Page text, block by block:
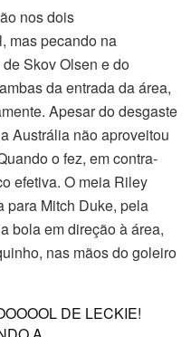
nos dois
mas pecando na
Skov Olsen e do
da entrada da área,
Apesar do desgaste
Austrália não aproveitou
o fez, em contra-
efetiva. O meia Riley
para Mitch Duke, pela
bola em direção à área,
nas mãos do goleiro
DE LECKIE!